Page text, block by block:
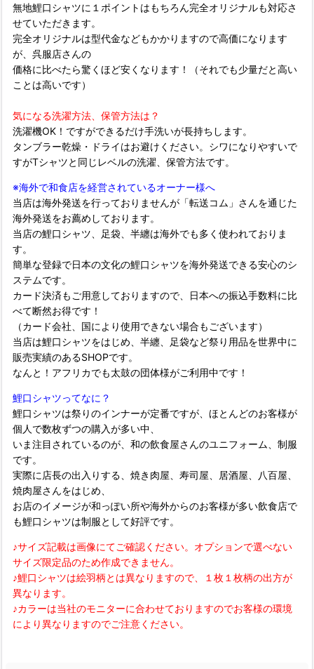
無地鯉口シャツに１ポイントはもちろん完全オリジナルも対応さ
せていただきます。
完全オリジナルは型代金などもかかりますので高価になります
が、呉服店さんの
価格に比べたら驚くほど安くなります！（それでも少量だと高い
ことは高いです）
気になる洗濯方法、保管方法は？
洗濯機OK！ですができるだけ手洗いが長持ちします。
タンブラー乾燥・ドライはお避けください。シワになりやすいで
すがTシャツと同じレベルの洗濯、保管方法です。
※海外で和食店を経営されているオーナー様へ
当店は海外発送を行っておりませんが「転送コム」さんを通じた
海外発送をお薦めしております。
当店の鯉口シャツ、足袋、半纏は海外でも多く使われておりま
す。
簡単な登録で日本の文化の鯉口シャツを海外発送できる安心のシ
ステムです。
カード決済もご用意しておりますので、日本への振込手数料に比
べて断然お得です！
（カード会社、国により使用できない場合もございます）
当店は鯉口シャツをはじめ、半纏、足袋など祭り用品を世界中に
販売実績のあるSHOPです。
なんと！アフリカでも太鼓の団体様がご利用中です！
鯉口シャツってなに？
鯉口シャツは祭りのインナーが定番ですが、ほとんどのお客様が
個人で数枚ずつの購入が多い中、
いま注目されているのが、和の飲食屋さんのユニフォーム、制服
です。
実際に店長の出入りする、焼き肉屋、寿司屋、居酒屋、八百屋、
焼肉屋さんをはじめ、
お店のイメージが和っぽい所や海外からのお客様が多い飲食店で
も鯉口シャツは制服として好評です。
♪サイズ記載は画像にてご確認ください。オプションで選べない
サイズ限定品のため作成できません。
♪鯉口シャツは絵羽柄とは異なりますので、１枚１枚柄の出方が
異なります。
♪カラーは当社のモニターに合わせておりますのでお客様の環境
により異なりますのでご注意ください。